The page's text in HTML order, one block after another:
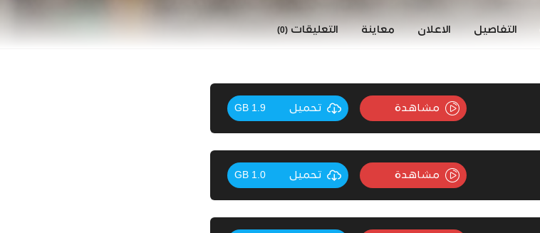
التفاصيل الاعلان معاينة التعليقات (0)
مشاهدة تحميل 1.9 GB
مشاهدة تحميل 1.0 GB